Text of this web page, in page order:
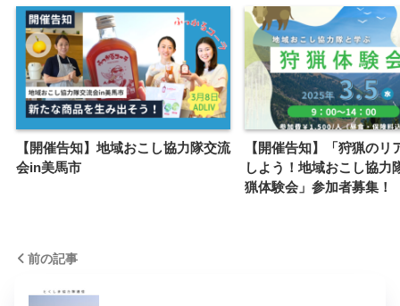
【開催告知】地域おこし協力隊交流
会in美馬市
【開催告知】「狩猟のリ
しよう！地域おこし協力
猟体験会」参加者募集！
前の記事